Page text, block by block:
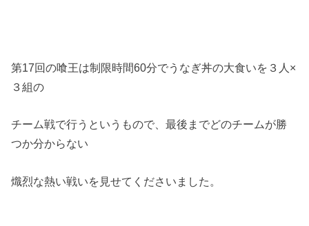
第17回の喰王は制限時間60分でうなぎ丼の大食いを３人×
３組の
チーム戦で行うというもので、最後までどのチームが勝
つか分からない
熾烈な熱い戦いを見せてくださいました。